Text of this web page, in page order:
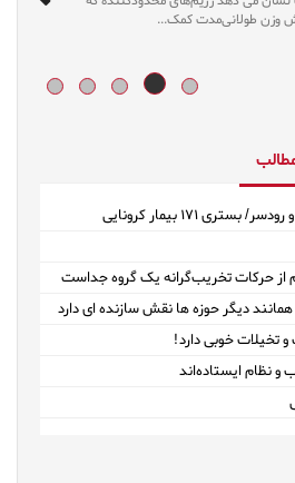
وزن طولانی‌مدت کمک...
۱۷۱ بیمار کرونایی
از حرکات تخریب‌گرانه یک گروه جداست
دیگر حوزه ها نقش سازنده ای دارد
تخیلات خوبی دارد!
و نظام ایستاده‌اند